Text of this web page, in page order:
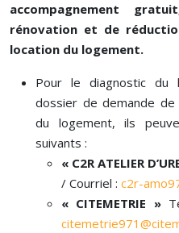
accompagnement
rénovation et de
location du logement.
Pour le diagnostic du
dossier de demande
du logement, ils
suivants :
« C2R ATELIER
/ Courriel : c2r-
« CITEMETRIE »